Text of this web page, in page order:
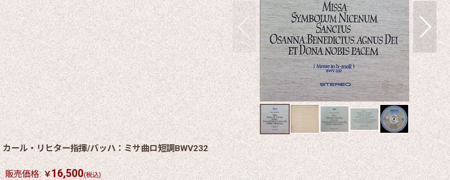
カール・リヒター指揮/バッハ：ミサ曲ロ短調BWV232
販売価格: ￥16,500(税込)